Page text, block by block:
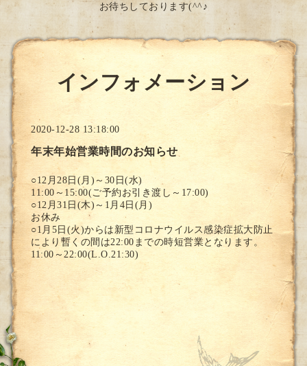
お待ちしております(^^♪
インフォメーション
2020-12-28 13:18:00
年末年始営業時間のお知らせ
○12月28日(月)～30日(水)
11:00～15:00(ご予約お引き渡し～17:00)
○12月31日(木)～1月4日(月)
お休み
○1月5日(火)からは新型コロナウイルス感染症拡大防止
により暫くの間は22:00までの時短営業となります。
11:00～22:00(L.O.21:30)